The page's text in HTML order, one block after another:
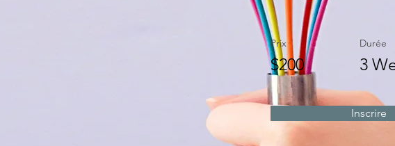
Prix
$200
Durée
3
Inscrire